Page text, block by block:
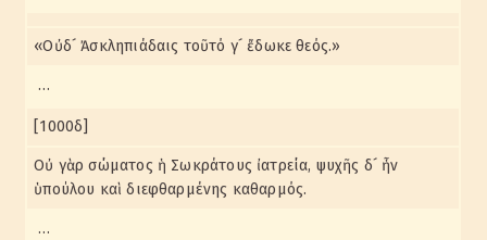
«Οὐδ´ Ἀσκληπιάδαις τοῦτό γ´ ἔδωκε θεός.»
…
[1000δ]
Οὐ γὰρ σώματος ἡ Σωκράτους ἰατρεία, ψυχῆς δ´ ἦν
ὑπούλου καὶ διεφθαρμένης καθαρμός.
…